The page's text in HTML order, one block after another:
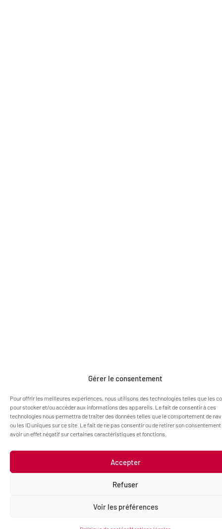
Gérer le consentement
Pour offrir les meilleures expériences, nous utilisons des technologies telles que les
pour stocker et/ou accéder aux informations des appareils. Le fait de consentir à ces
technologies nous permettra de traiter des données telles que le comportement de
ou les ID uniques sur ce site. Le fait de ne pas consentir ou de retirer son
avoir un effet négatif sur certaines caractéristiques et fonctions.
Accepter
Refuser
Voir les préférences